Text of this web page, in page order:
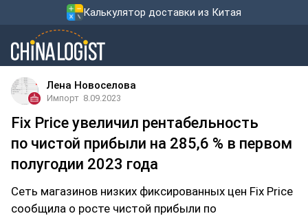
Калькулятор доставки из Китая
Лена Новоселова
Импорт 8.09.2023
Fix Price увеличил рентабельность
по чистой прибыли на 285,6 % в первом
полугодии 2023 года
Сеть магазинов низких фиксированных цен Fix Price
сообщила о росте чистой прибыли по